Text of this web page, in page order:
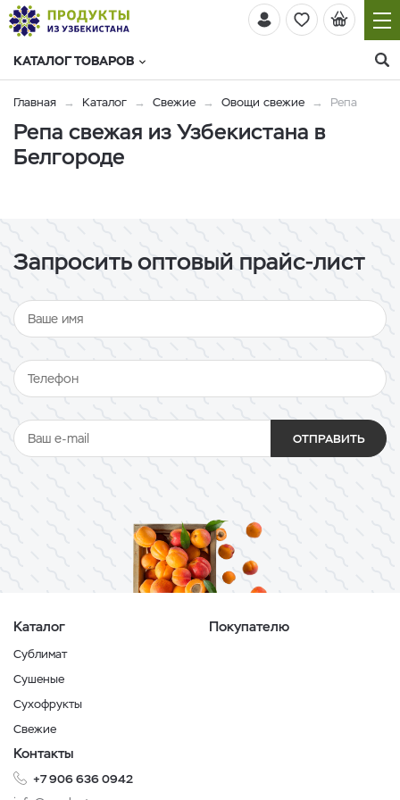
КАТАЛОГ ТОВАРОВ
Главная Каталог Свежие Овощи свежие Репа
Репа свежая из Узбекистана в
Белгороде
Запросить оптовый прайс-лист
ОТПРАВИТЬ
Каталог
Сублимат
Сушеные
Сухофрукты
Свежие
Покупателю
Контакты
+7 906 636 0942